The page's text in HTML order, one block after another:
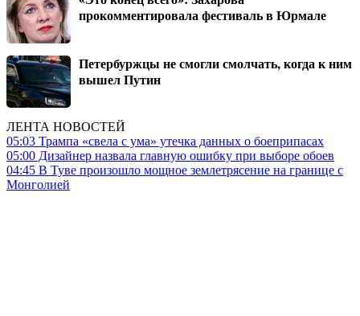
прокомментировала фестиваль в Юрмале
Петербуржцы не смогли смолчать, когда к ним
вышел Путин
ЛЕНТА НОВОСТЕЙ
05:03 Трампа «свела с ума» утечка данных о боеприпасах
05:00 Дизайнер назвала главную ошибку при выборе обоев
04:45 В Туве произошло мощное землетрясение на границе с
Монголией